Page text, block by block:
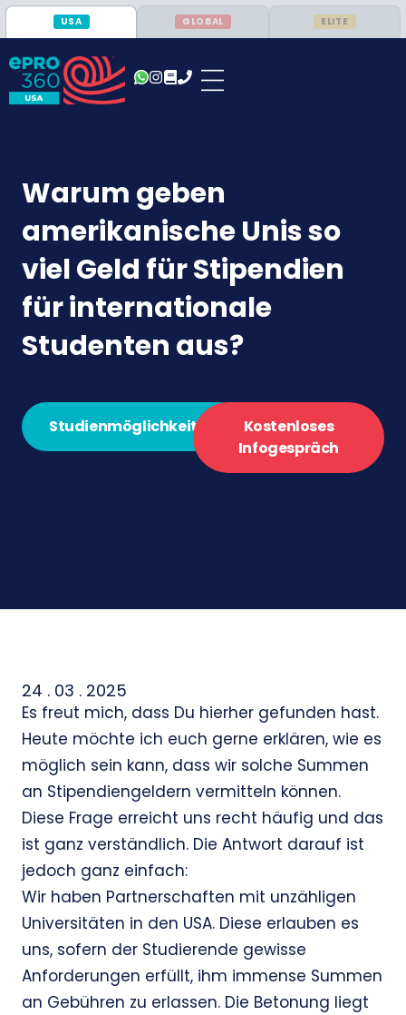
USA GLOBAL ELITE
Warum geben
amerikanische Unis so
viel Geld für Stipendien
für internationale
Studenten aus?
Studienmöglichkeiten
Kostenloses
Infogespräch
24 . 03 . 2025
Es freut mich, dass Du hierher gefunden hast.
Heute möchte ich euch gerne erklären, wie es
möglich sein kann, dass wir solche Summen
an Stipendiengeldern vermitteln können.
Diese Frage erreicht uns recht häufig und das
ist ganz verständlich. Die Antwort darauf ist
jedoch ganz einfach:
Wir haben Partnerschaften mit unzähligen
Universitäten in den USA. Diese erlauben es
uns, sofern der Studierende gewisse
Anforderungen erfüllt, ihm immense Summen
an Gebühren zu erlassen. Die Betonung liegt